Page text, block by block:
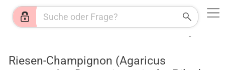
Riesen-Champignon (Agaricus